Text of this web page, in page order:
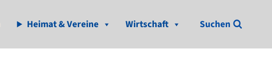
Heimat & Vereine Wirtschaft Suchen